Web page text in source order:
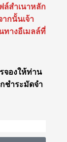
ล์สำเนาหลัก
ากนั้นเจ้า
ทางอีเมลล์ที่
จองให้ท่าน
ชำระมัดจำ